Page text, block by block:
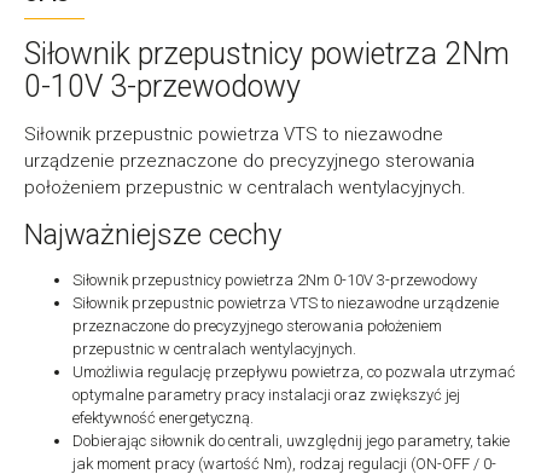
Siłownik przepustnicy powietrza 2Nm
0-10V 3-przewodowy
Siłownik przepustnic powietrza VTS to niezawodne
urządzenie przeznaczone do precyzyjnego sterowania
położeniem przepustnic w centralach wentylacyjnych.
Najważniejsze cechy
Siłownik przepustnicy powietrza 2Nm 0-10V 3-przewodowy
Siłownik przepustnic powietrza VTS to niezawodne urządzenie
przeznaczone do precyzyjnego sterowania położeniem
przepustnic w centralach wentylacyjnych.
Umożliwia regulację przepływu powietrza, co pozwala utrzymać
optymalne parametry pracy instalacji oraz zwiększyć jej
efektywność energetyczną.
Dobierając siłownik do centrali, uwzględnij jego parametry, takie
jak moment pracy (wartość Nm), rodzaj regulacji (ON-OFF / 0-